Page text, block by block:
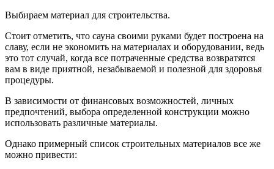
Выбираем материал для строительства.
Стоит отметить, что сауна своими руками будет построена на
славу, если не экономить на материалах и оборудовании, ведь
это тот случай, когда все потраченные средства возвратятся
вам в виде приятной, незабываемой и полезной для здоровья
процедуры.
В зависимости от финансовых возможностей, личных
предпочтений, выбора определенной конструкции можно
использовать различные материалы.
Однако примерный список строительных материалов все же
можно привести: